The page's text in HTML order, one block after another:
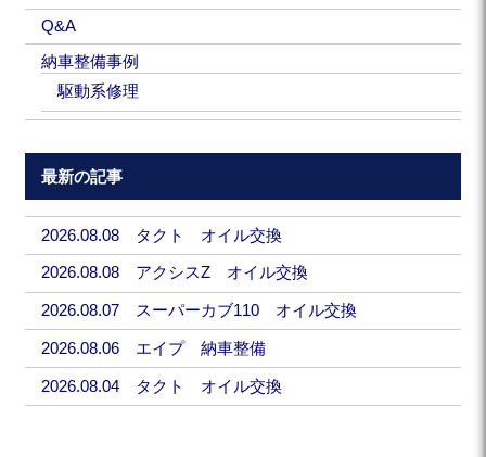
Q&A
納車整備事例
駆動系修理
最新の記事
2026.08.08 タクト オイル交換
2026.08.08 アクシスZ オイル交換
2026.08.07 スーパーカブ110 オイル交換
2026.08.06 エイプ 納車整備
2026.08.04 タクト オイル交換